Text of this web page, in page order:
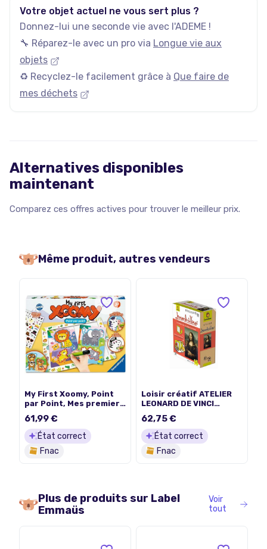
Votre objet actuel ne vous sert plus ?
Donnez-lui une seconde vie avec l'ADEME !
🔧 Réparez-le avec un pro via Longue vie aux
objets
♻️ Recyclez-le facilement grâce à Que faire de
mes déchets
Alternatives disponibles
maintenant
Comparez ces offres actives pour trouver le meilleur prix.
Même produit, autres vendeurs
My First Xoomy, Point
par Point, Mes premiers
créatif, Des 3 ans,
23752, Ravensburger
61,99 €
État correct
Fnac
Loisir créatif ATELIER
LEONARD DE VINCI
62,75 €
État correct
Fnac
Plus de produits sur Label
Emmaüs
Voir
tout